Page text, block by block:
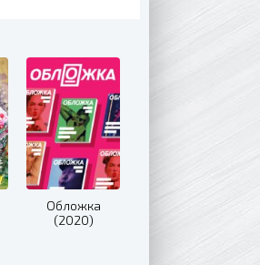
Обложка
(2020)